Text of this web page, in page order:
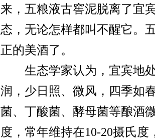
来，五粮液古窖泥脱离了宜
态，无论怎样都叫不醒它。
正的美酒了。
生态学家认为，宜宾地处
润，少日照、微风，四季如
菌、丁酸菌、酵母菌等酿酒
度，常年维持在10-20摄氏